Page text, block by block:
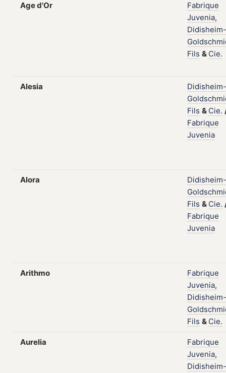
Age d'Or
Fabrique
Juvenia,
Didisheim-
Fils & Cie.
Alesia
Didisheim-
Fils & Cie.
Fabrique
Juvenia
Alora
Didisheim-
Fils & Cie.
Fabrique
Juvenia
Arithmo
Fabrique
Juvenia,
Didisheim-
Fils & Cie.
Aurelia
Fabrique
Juvenia,
Didisheim-